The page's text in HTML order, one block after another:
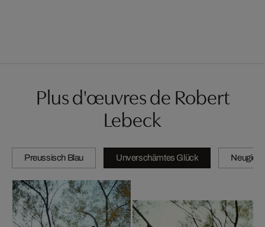
Plus d'œuvres de Robert
Lebeck
Preussisch Blau Unverschämtes Glück